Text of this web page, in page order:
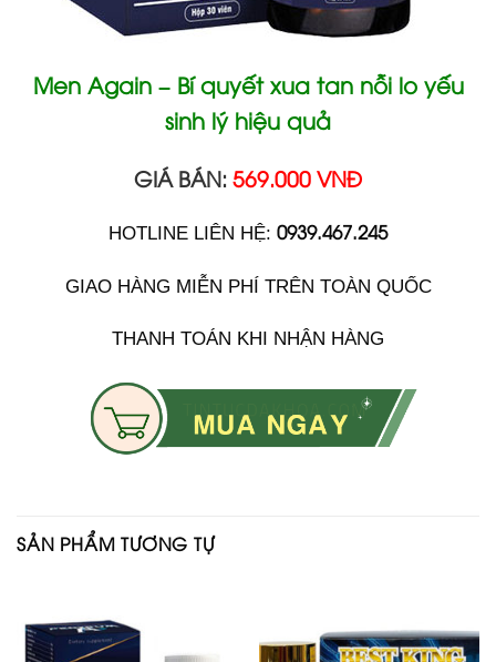
Men Again – Bí quyết xua tan nỗi lo yếu
sinh lý hiệu quả
GIÁ BÁN: 569.000 VNĐ
HOTLINE LIÊN HỆ: 0939.467.245
GIAO HÀNG MIỄN PHÍ TRÊN TOÀN QUỐC
THANH TOÁN KHI NHẬN HÀNG
SẢN PHẨM TƯƠNG TỰ